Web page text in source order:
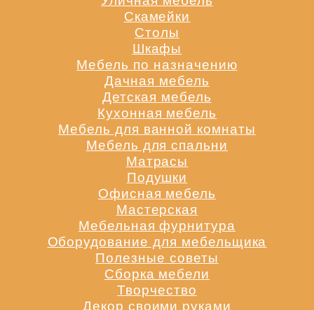
Скамейки
Столы
Шкафы
Мебель по назначению
Дачная мебель
Детская мебель
Кухонная мебель
Мебель для ванной комнаты
Мебель для спальни
Матрасы
Подушки
Офисная мебель
Мастерская
Мебельная фурнитура
Оборудование для мебельщика
Полезные советы
Сборка мебели
Творчество
Декор своими руками